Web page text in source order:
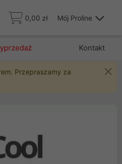
0,00 zł Mój Proline
Kontakt
Przepraszamy za